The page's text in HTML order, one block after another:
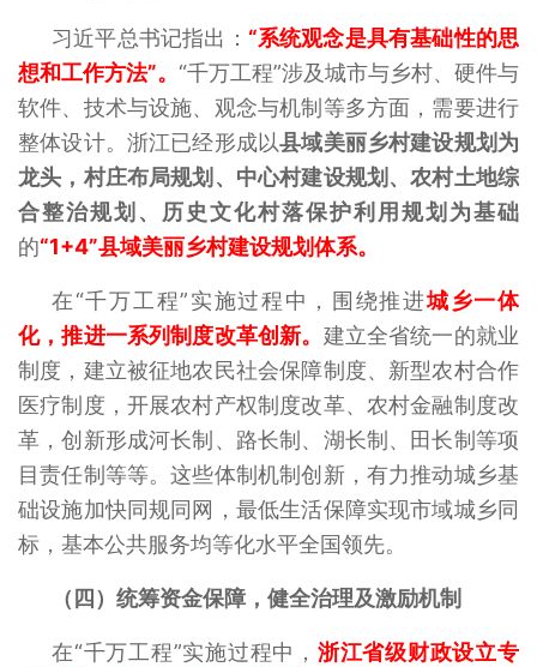
习近平总书记指出： “系统观念是具有基础性的思
想和工作方法”。 “千万工程”涉及城市与乡村、硬件与
软件、技术与设施、观念与机制等多方面，需要进行
整体设计。浙江已经形成以县域美丽乡村建设规划为
龙头，村庄布局规划、中心村建设规划、农村土地综
合整治规划、历史文化村落保护利用规划为基础
的“1+4”县域美丽乡村建设规划体系。
在“千万工程”实施过程中，围绕推进城乡一体
化，推进一系列制度改革创新。 建立全省统一的就业
制度，建立被征地农民社会保障制度、新型农村合作
医疗制度，开展农村产权制度改革、农村金融制度改
革，创新形成河长制、路长制、湖长制、田长制等项
目责任制等等。这些体制机制创新，有力推动城乡基
础设施加快同规同网，最低生活保障实现市域城乡同
标，基本公共服务均等化水平全国领先。
（四）统筹资金保障，健全治理及激励机制
在“千万工程”实施过程中， 浙江省级财政设立专